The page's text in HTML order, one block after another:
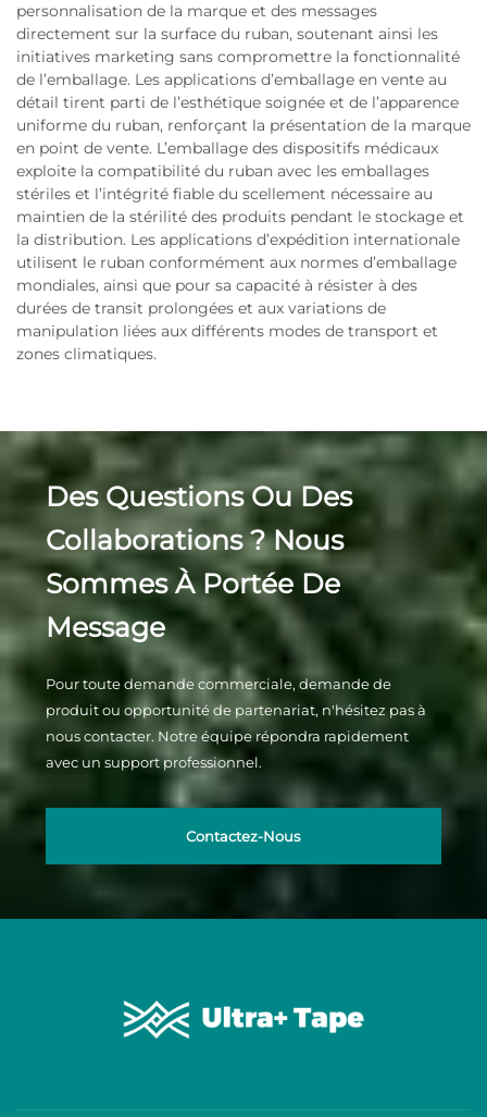
personnalisation de la marque et des messages
directement sur la surface du ruban, soutenant ainsi les
initiatives marketing sans compromettre la fonctionnalité
de l’emballage. Les applications d’emballage en vente au
détail tirent parti de l’esthétique soignée et de l’apparence
uniforme du ruban, renforçant la présentation de la marque
en point de vente. L’emballage des dispositifs médicaux
exploite la compatibilité du ruban avec les emballages
stériles et l’intégrité fiable du scellement nécessaire au
maintien de la stérilité des produits pendant le stockage et
la distribution. Les applications d’expédition internationale
utilisent le ruban conformément aux normes d’emballage
mondiales, ainsi que pour sa capacité à résister à des
durées de transit prolongées et aux variations de
manipulation liées aux différents modes de transport et
zones climatiques.
Des Questions Ou Des
Collaborations ? Nous
Sommes À Portée De
Message
Pour toute demande commerciale, demande de
produit ou opportunité de partenariat, n'hésitez pas à
nous contacter. Notre équipe répondra rapidement
avec un support professionnel.
Contactez-Nous